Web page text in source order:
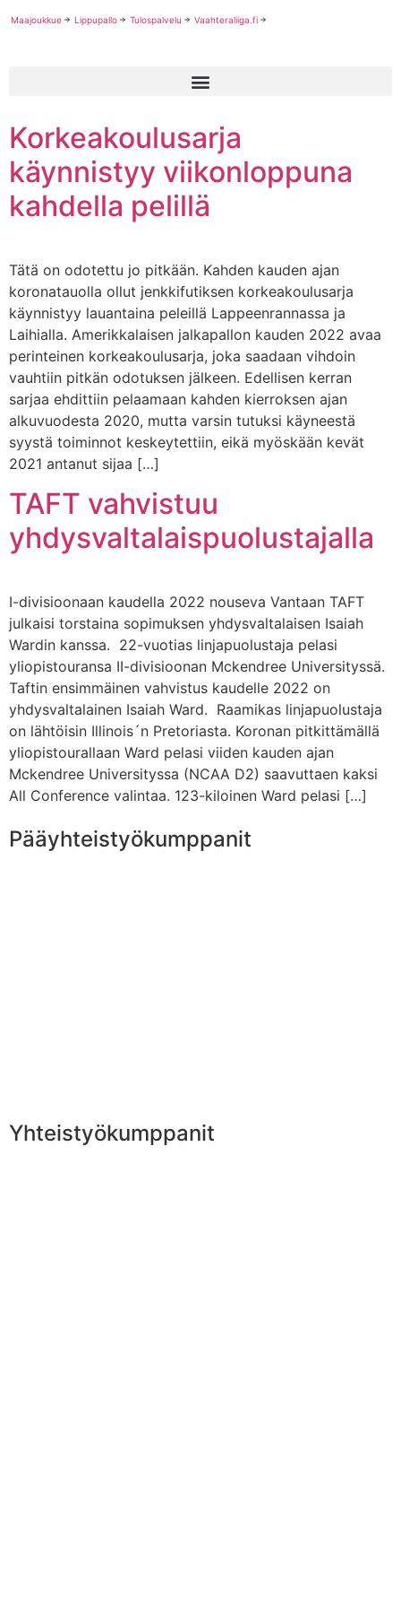
Maajoukkue Lippupallo Tulospalvelu Vaahteraliiga.fi
Korkeakoulusarja
käynnistyy viikonloppuna
kahdella pelillä
Tätä on odotettu jo pitkään. Kahden kauden ajan
koronatauolla ollut jenkkifutiksen korkeakoulusarja
käynnistyy lauantaina peleillä Lappeenrannassa ja
Laihialla. Amerikkalaisen jalkapallon kauden 2022 avaa
perinteinen korkeakoulusarja, joka saadaan vihdoin
vauhtiin pitkän odotuksen jälkeen. Edellisen kerran
sarjaa ehdittiin pelaamaan kahden kierroksen ajan
alkuvuodesta 2020, mutta varsin tutuksi käyneestä
syystä toiminnot keskeytettiin, eikä myöskään kevät
2021 antanut sijaa […]
TAFT vahvistuu
yhdysvaltalaispuolustajalla
I-divisioonaan kaudella 2022 nouseva Vantaan TAFT
julkaisi torstaina sopimuksen yhdysvaltalaisen Isaiah
Wardin kanssa. 22-vuotias linjapuolustaja pelasi
yliopistouransa II-divisioonan Mckendree Universityssä.
Taftin ensimmäinen vahvistus kaudelle 2022 on
yhdysvaltalainen Isaiah Ward. Raamikas linjapuolustaja
on lähtöisin Illinois´n Pretoriasta. Koronan pitkittämällä
yliopistourallaan Ward pelasi viiden kauden ajan
Mckendree Universityssa (NCAA D2) saavuttaen kaksi
All Conference valintaa. 123-kiloinen Ward pelasi […]
Pääyhteistyökumppanit
Yhteistyökumppanit